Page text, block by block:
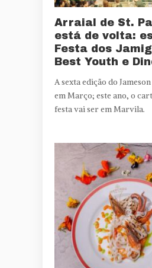
Arraial de St.
está de volta:
Festa dos
Best Youth e
A sexta edição do
em Março; este ano, o
festa vai ser em Marvila.